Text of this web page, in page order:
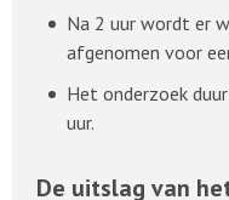
Na 2 uur wordt er
afgenomen voor
Het onderzoek
uur.
De uitslag van